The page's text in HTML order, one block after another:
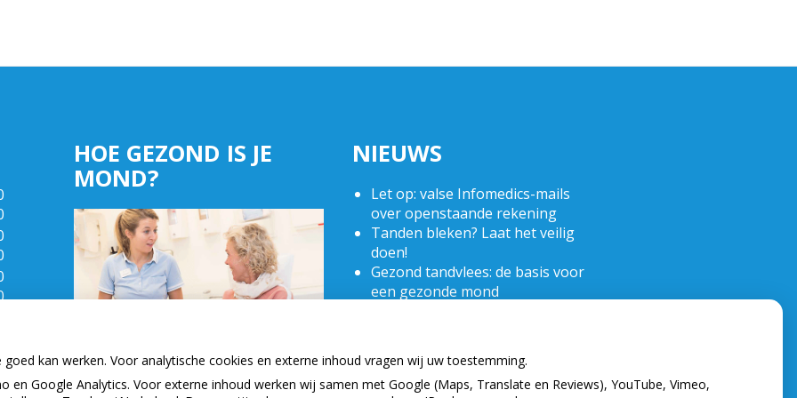
HOE GEZOND IS JE
MOND?
NIEUWS
Let op: valse Infomedics-mails
over openstaande rekening
Tanden bleken? Laat het veilig
doen!
Gezond tandvlees: de basis voor
een gezonde mond
2025? Check of die aftrekbaar zijn
kan werken. Voor analytische cookies en externe inhoud vragen wij uw toestemming.
Google Analytics. Voor externe inhoud werken wij samen met Google (Maps, Translate en Reviews), YouTube, Vimeo,